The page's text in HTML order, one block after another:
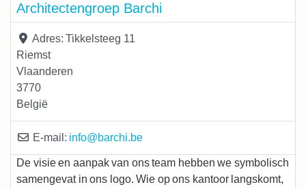
Architectengroep Barchi
Adres: Tikkelsteeg 11
Riemst
Vlaanderen
3770
België
E-mail: info@barchi.be
De visie en aanpak van ons team hebben we symbolisch
samengevat in ons logo. Wie op ons kantoor langskomt,